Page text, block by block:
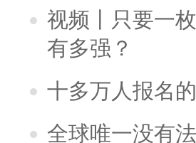
视频丨只要一
有多强？
十多万人报名
全球唯一没有